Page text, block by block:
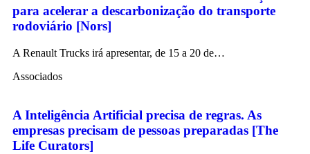
para acelerar a descarbonização do transporte
rodoviário [Nors]
A Renault Trucks irá apresentar, de 15 a 20 de…
Associados
A Inteligência Artificial precisa de regras. As
empresas precisam de pessoas preparadas [The
Life Curators]